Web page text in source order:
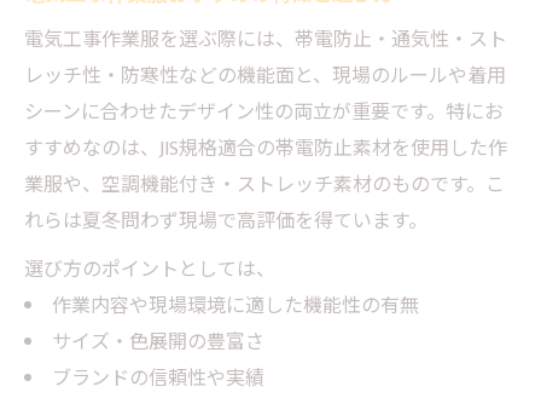
電気工事作業服を選ぶ際には、帯電防止・通気性・スト
レッチ性・防寒性などの機能面と、現場のルールや着用
シーンに合わせたデザイン性の両立が重要です。特にお
すすめなのは、JIS規格適合の帯電防止素材を使用した作
業服や、空調機能付き・ストレッチ素材のものです。こ
れらは夏冬問わず現場で高評価を得ています。
選び方のポイントとしては、
作業内容や現場環境に適した機能性の有無
サイズ・色展開の豊富さ
ブランドの信頼性や実績